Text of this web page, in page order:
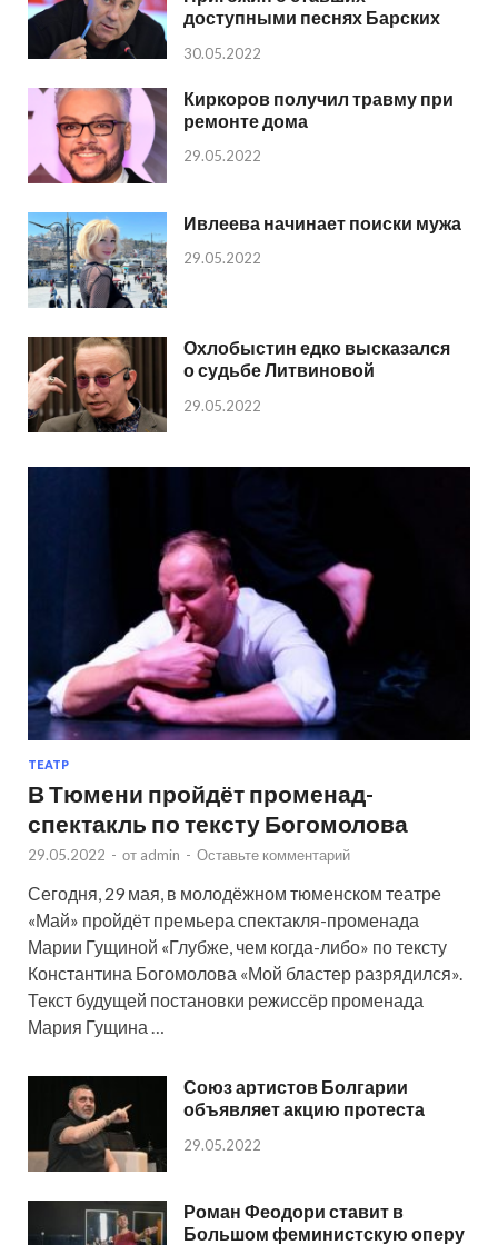
доступными песнях Барских
30.05.2022
Киркоров получил травму при
ремонте дома
29.05.2022
Ивлеева начинает поиски мужа
29.05.2022
Охлобыстин едко высказался
о судьбе Литвиновой
29.05.2022
ТЕАТР
В Тюмени пройдёт променад-
спектакль по тексту Богомолова
29.05.2022 - от admin - Оставьте комментарий
Сегодня, 29 мая, в молодёжном тюменском театре
«Май» пройдёт премьера спектакля-променада
Марии Гущиной «Глубже, чем когда-либо» по тексту
Константина Богомолова «Мой бластер разрядился».
Текст будущей постановки режиссёр променада
Мария Гущина …
Союз артистов Болгарии
объявляет акцию протеста
29.05.2022
Роман Феодори ставит в
Большом феминистскую оперу